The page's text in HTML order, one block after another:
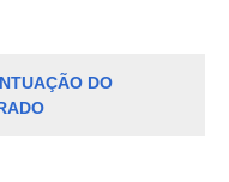
DO